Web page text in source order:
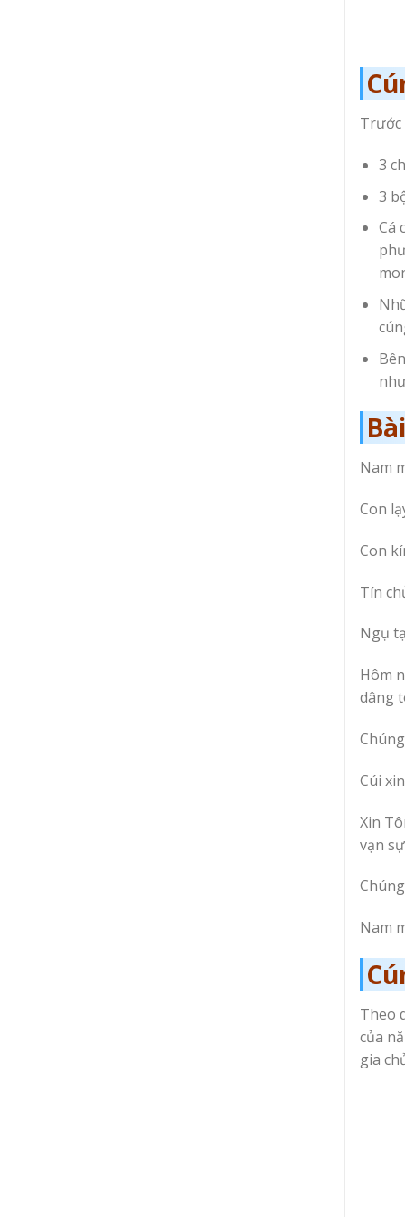
Trước
3
3
Cá
Nam
Con
Con
Tín
Ngụ
Hôm
dâng
Cúi
Xin
vạn
Nam
Theo
của
gia